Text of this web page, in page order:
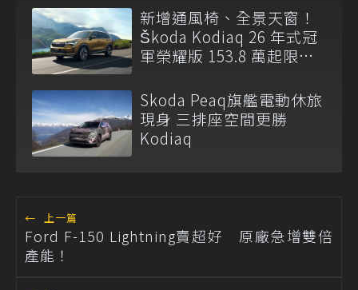
新增通風椅、全景天窗！
Škoda Kodiaq 26 年式冠
軍榮耀版 153.8 萬起限量
Skoda Peaq旗艦電動休旅
現身 三排座空間更勝
Kodiaq
← 上一篇
Ford F-150 Lightning賣超好 原廠急增雙倍
產能！